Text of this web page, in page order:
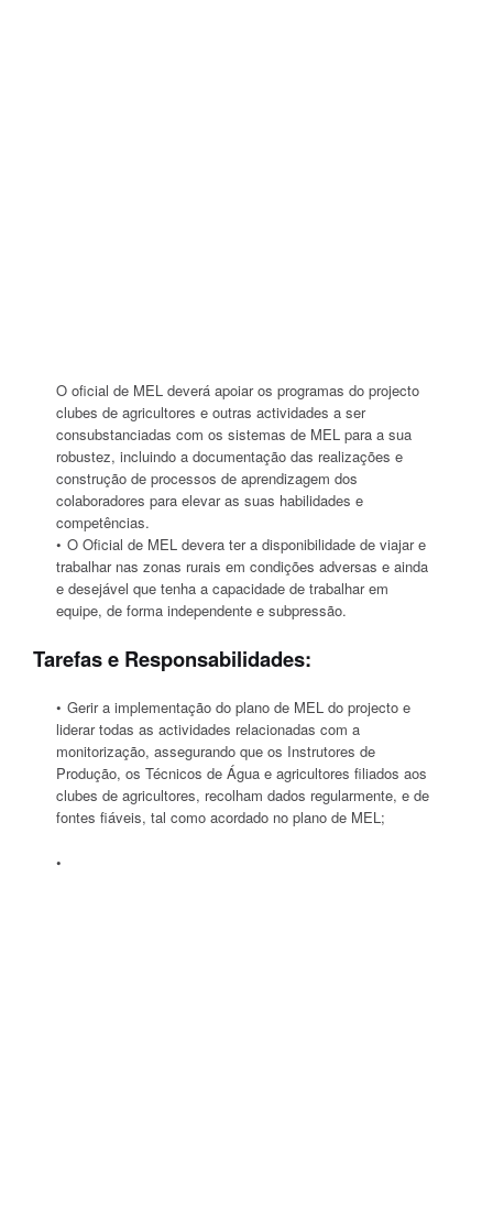
O oficial de MEL deverá apoiar os programas do projecto
clubes de agricultores e outras actividades a ser
consubstanciadas com os sistemas de MEL para a sua
robustez, incluindo a documentação das realizações e
construção de processos de aprendizagem dos
colaboradores para elevar as suas habilidades e
competências.
O Oficial de MEL devera ter a disponibilidade de viajar e
trabalhar nas zonas rurais em condições adversas e ainda
e desejável que tenha a capacidade de trabalhar em
equipe, de forma independente e subpressão.
Tarefas e Responsabilidades:
Gerir a implementação do plano de MEL do projecto e
liderar todas as actividades relacionadas com a
monitorização, assegurando que os Instrutores de
Produção, os Técnicos de Água e agricultores filiados aos
clubes de agricultores, recolham dados regularmente, e de
fontes fiáveis, tal como acordado no plano de MEL;